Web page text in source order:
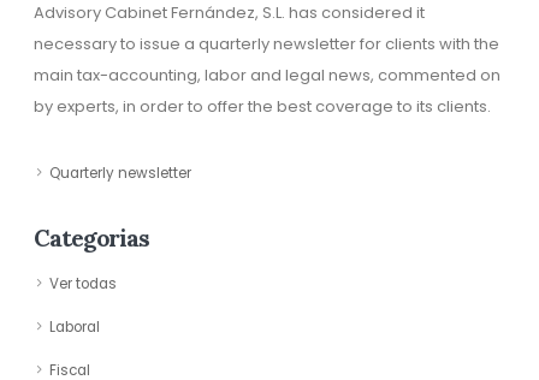
Advisory Cabinet Fernández, S.L. has considered it
necessary to issue a quarterly newsletter for clients with the
main tax-accounting, labor and legal news, commented on
by experts, in order to offer the best coverage to its clients.
Quarterly newsletter
Categorias
Ver todas
Laboral
Fiscal